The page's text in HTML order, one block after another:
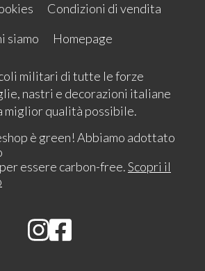
Condizioni di vendita
siamo
Homepage
militari di tutte le forze
nastri e decorazioni italiane
miglior qualità possibile.
è green! Abbiamo adottato
essere carbon-free.Scopri il